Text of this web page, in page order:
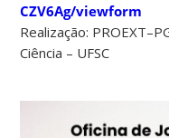
CZV6Ag/viewform
Realização:
Ciência – UFSC